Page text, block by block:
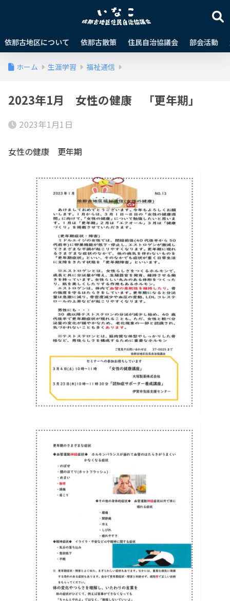
依那古地区について 依那古散策 住民自治協議会 部会活動
ホーム 生涯学習 福祉通信
2023年1月 女性の健康 「更年期」
2023年1月1日
女性の健康 更年期